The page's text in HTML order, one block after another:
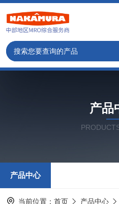
产品
产品中心
当前位置： 首页 产品中心